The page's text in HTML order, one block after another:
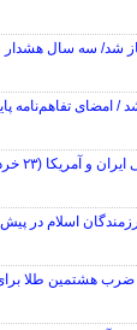
شد/ سه سال
/ امضای تفاهم‌نامه
(۲۳ خرداد ۱۴۰۵)
اسلام در
هشتمین طلا